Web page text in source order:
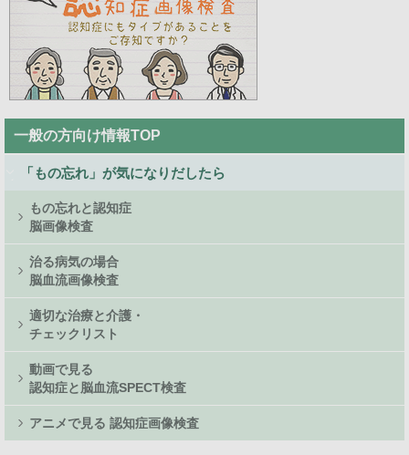
Public
Side
Menu
一般の方向け情報TOP
「もの忘れ」が気になりだしたら
もの忘れと認知症
脳画像検査
治る病気の場合
脳血流画像検査
適切な治療と介護・
チェックリスト
動画で見る
認知症と脳血流SPECT検査
アニメで見る 認知症画像検査